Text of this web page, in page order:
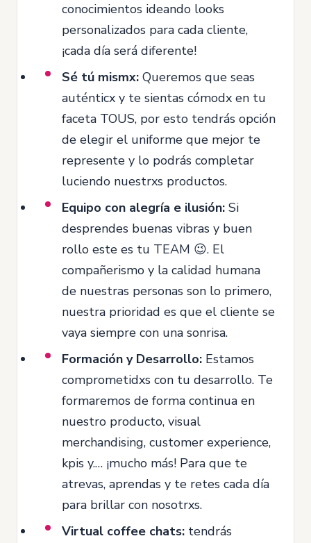
conocimientos ideando looks
personalizados para cada cliente,
¡cada día será diferente!
Sé tú mismx: Queremos que seas
auténticx y te sientas cómodx en tu
faceta TOUS, por esto tendrás opción
de elegir el uniforme que mejor te
represente y lo podrás completar
luciendo nuestrxs productos.
Equipo con alegría e ilusión: Si
desprendes buenas vibras y buen
rollo este es tu TEAM 😉. El
compañerismo y la calidad humana
de nuestras personas son lo primero,
nuestra prioridad es que el cliente se
vaya siempre con una sonrisa.
Formación y Desarrollo: Estamos
comprometidxs con tu desarrollo. Te
formaremos de forma continua en
nuestro producto, visual
merchandising, customer experience,
kpis y.… ¡mucho más! Para que te
atrevas, aprendas y te retes cada día
para brillar con nosotrxs.
Virtual coffee chats: tendrás